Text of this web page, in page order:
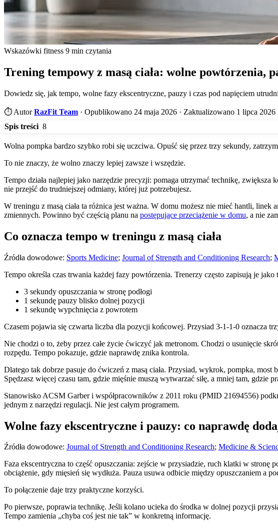
Wskazówki fitness 9 min czytania
Trening tempowy z masą ciała: wolne powtórzenia,
Dowiedz się, jak tempo, wolne fazy ekscentryczne, pauzy i czas pod napięciem
⏱️ AutorRazFit Team · Opublikowano 24 maja 2026 · Zaktualizowano 1 lipca 2026
Spis treści 8
Wolna pompka bardzo szybko robi się uczciwa. Opuść się przez trzy sekundy,
To nie znaczy, że wolno znaczy lepiej zawsze i wszędzie.
Tempo działa najlepiej jako narzędzie precyzji: pomaga utrzymać technikę,
nie przejść do trudniejszej odmiany, której już potrzebujesz.
W treningu z masą ciała ta różnica jest ważna. W domu możesz nie mieć hantli,
zmiennych. Powinno być częścią planu na postępujące przeciążenie w domu, a nie
Co oznacza tempo w treningu z masą ciała
Źródła dowodowe: Sports Medicine; Journal of Strength and Conditioning Research;
Tempo określa czas trwania każdej fazy powtórzenia. Trenerzy często zapisują je
3 sekundy opuszczania w stronę podłogi
1 sekundę pauzy blisko dolnej pozycji
1 sekundę wypchnięcia z powrotem
Czasem pojawia się czwarta liczba dla pozycji końcowej. Przysiad 3-1-1-0 oznacza
Nie chodzi o to, żeby przez całe życie ćwiczyć jak metronom. Chodzi o usunięcie
rozpędu. Tempo pokazuje, gdzie naprawdę znika kontrola.
Dlatego tak dobrze pasuje do ćwiczeń z masą ciała. Przysiad, wykrok, pompka,
Spędzasz więcej czasu tam, gdzie mięśnie muszą wytwarzać siłę, a mniej tam, gdzie
Stanowisko ACSM Garber i współpracowników z 2011 roku (PMID 21694556)
jednym z narzędzi regulacji. Nie jest całym programem.
Wolne fazy ekscentryczne i pauzy: co naprawdę
Źródła dowodowe: Journal of Strength and Conditioning Research; Medicine &
Faza ekscentryczna to część opuszczania: zejście w przysiadzie, ruch klatki w
obciążenie, gdy mięsień się wydłuża. Pauza usuwa odbicie między opuszczaniem a
To połączenie daje trzy praktyczne korzyści.
Po pierwsze, poprawia technikę. Jeśli kolano ucieka do środka w dolnej pozycji
Tempo zamienia „chyba coś jest nie tak” w konkretną informację.